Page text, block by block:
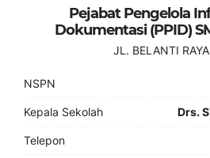
Pejabat Pengelola
Dokumentasi (PPID)
JL. BELANTI RAYA
NSPN
Kepala Sekolah Drs.
Telepon